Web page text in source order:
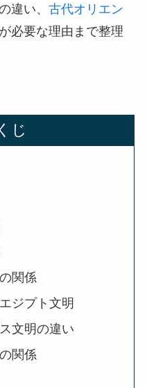
違い、 古代オリエン
必要な理由まで整理
じ
関係
ジプト文明
文明の違い
関係